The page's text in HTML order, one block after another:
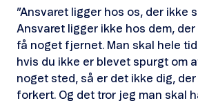
”Ansvaret ligger hos os, der ikke
Ansvaret ligger ikke hos dem,
få noget fjernet. Man skal hele
hvis du ikke er blevet spurgt om
noget sted, så er det ikke dig,
forkert. Og det tror jeg man skal